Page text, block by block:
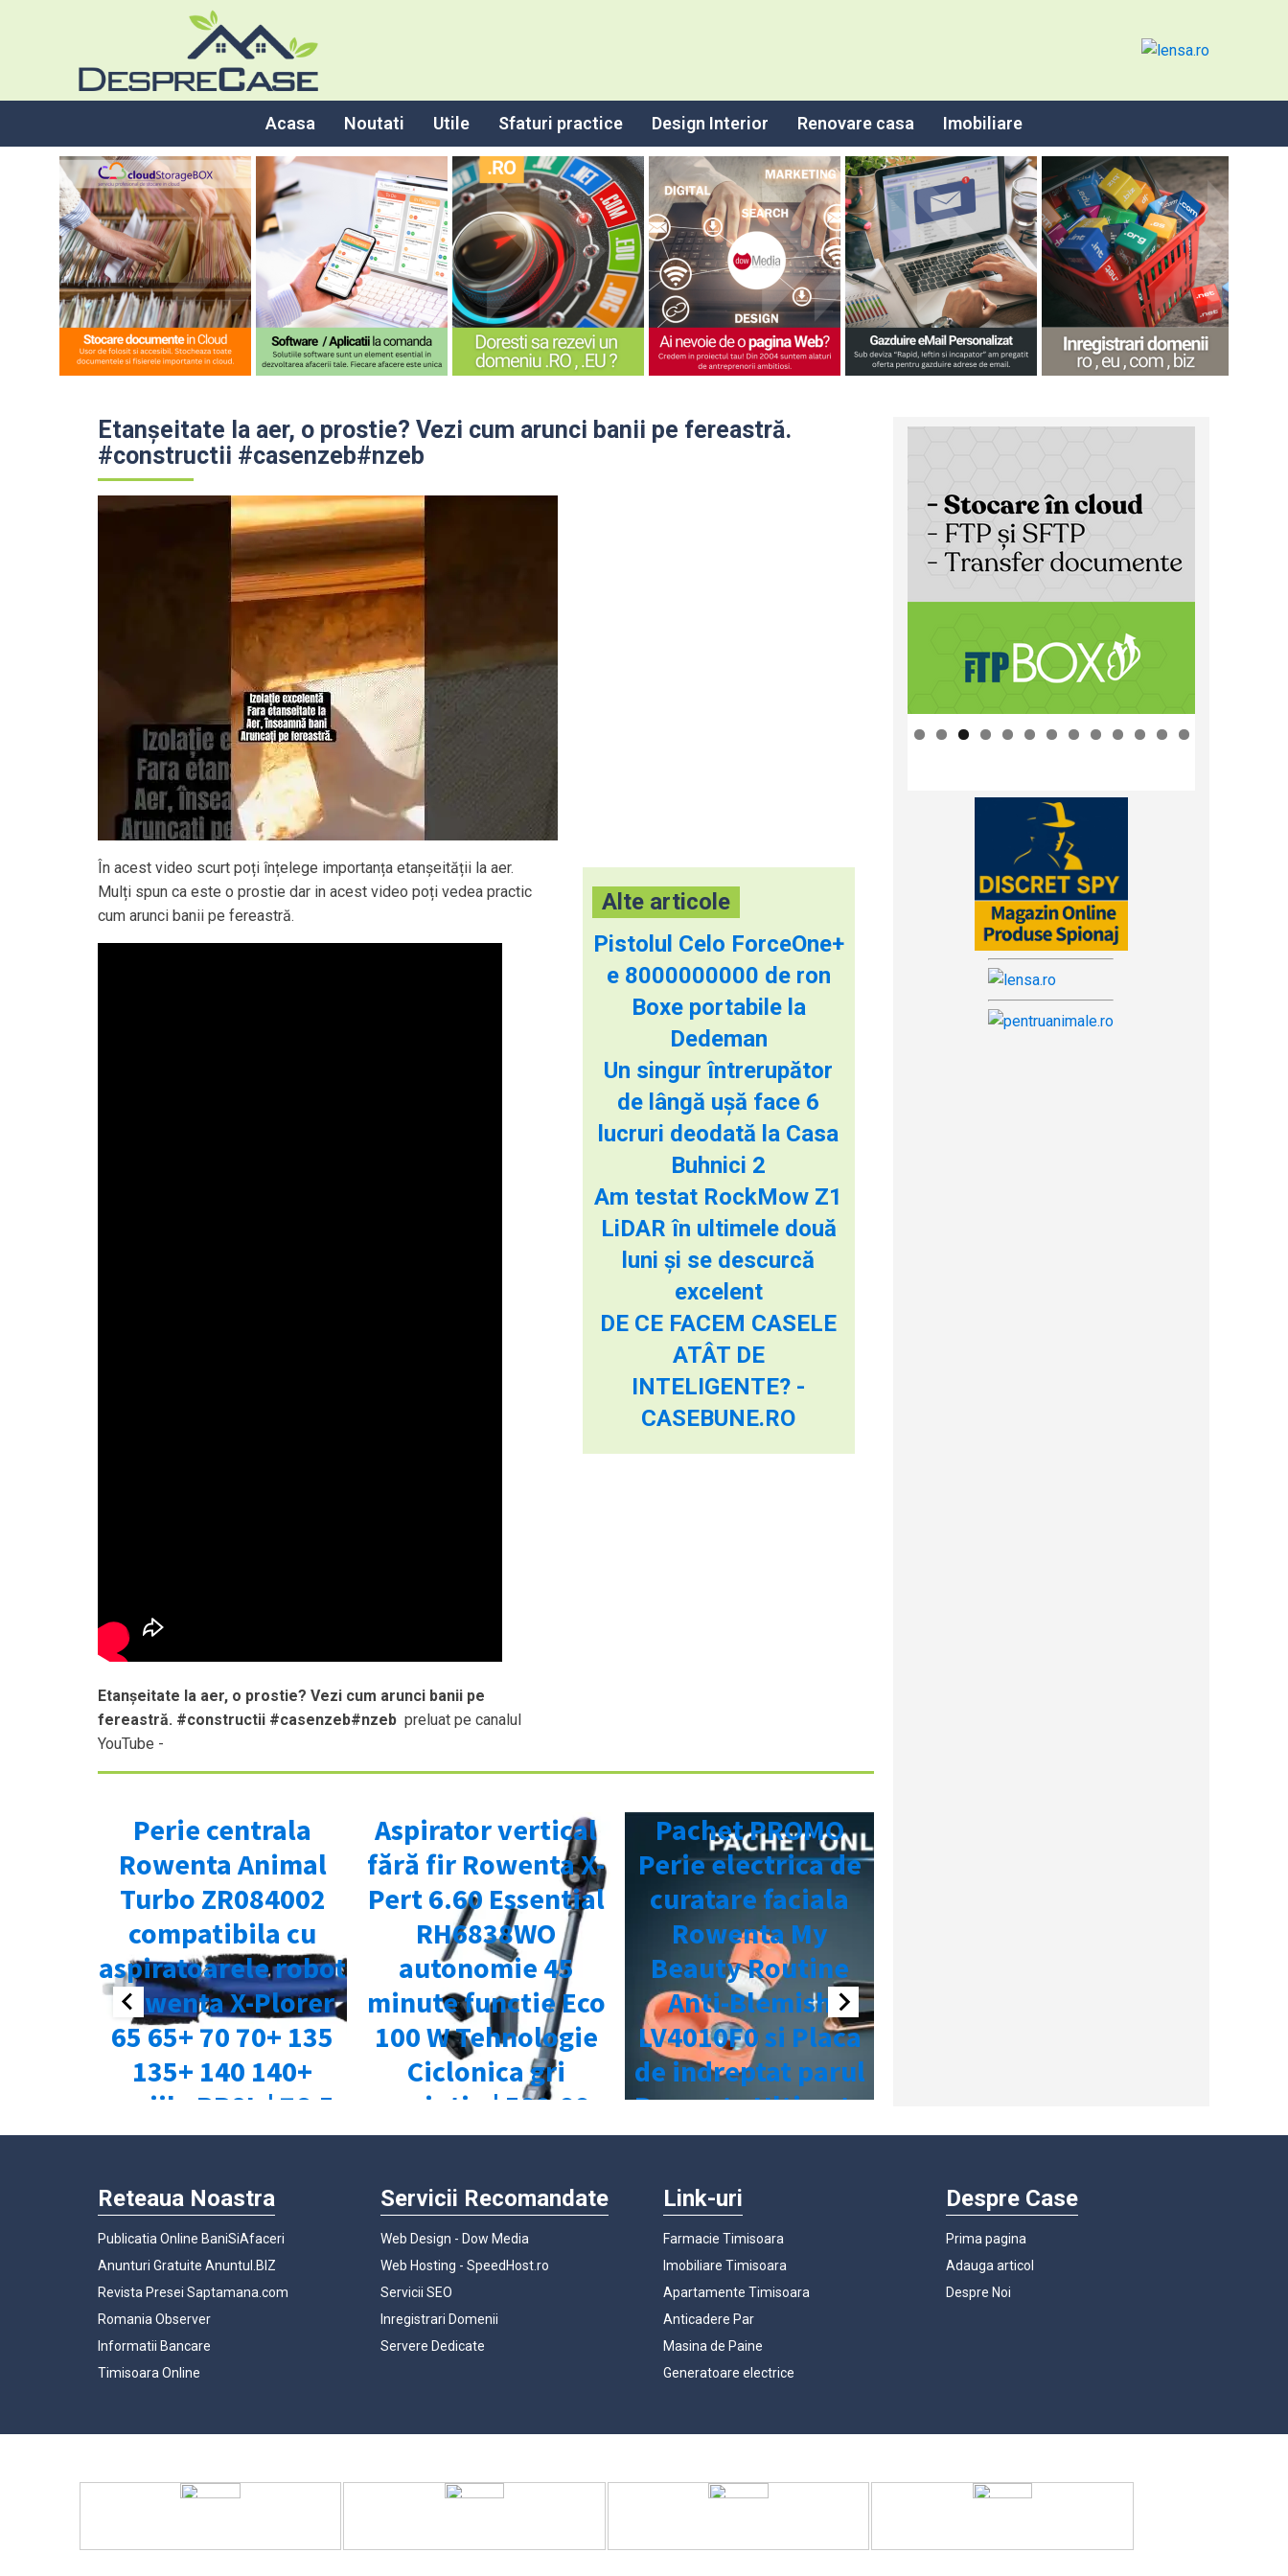
Acasa Noutati Utile Sfaturi practice Design Interior Renovare casa Imobiliare
Etanșeitate la aer, o prostie? Vezi cum arunci banii pe fereastră.
#constructii #casenzeb#nzeb
În acest video scurt poți înțelege importanța etanșeității la aer.
Mulți spun ca este o prostie dar in acest video poți vedea practic
cum arunci banii pe fereastră.
Etanșeitate la aer, o prostie? Vezi cum arunci banii pe
fereastră. #constructii #casenzeb#nzeb preluat pe canalul
YouTube -
Alte articole
Pistolul Celo ForceOne+
e 8000000000 de ron
Boxe portabile la
Dedeman
Un singur întrerupător
de lângă ușă face 6
lucruri deodată la Casa
Buhnici 2
Am testat RockMow Z1
LiDAR în ultimele două
luni și se descurcă
excelent
DE CE FACEM CASELE
ATÂT DE
INTELIGENTE? -
CASEBUNE.RO
Reteaua Noastra
Publicatia Online BaniSiAfaceri
Anunturi Gratuite Anuntul.BIZ
Revista Presei Saptamana.com
Romania Observer
Informatii Bancare
Timisoara Online
Servicii Recomandate
Web Design - Dow Media
Web Hosting - SpeedHost.ro
Servicii SEO
Inregistrari Domenii
Servere Dedicate
Link-uri
Farmacie Timisoara
Imobiliare Timisoara
Apartamente Timisoara
Anticadere Par
Masina de Paine
Generatoare electrice
Despre Case
Prima pagina
Adauga articol
Despre Noi